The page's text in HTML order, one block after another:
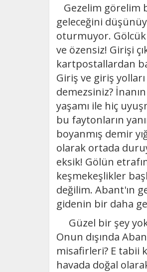
Gezelim görelim
geleceğini
oturmuyor. Gölcük
ve özensiz! Girişi
kartpostallardan
Giriş ve giriş
demezsiniz?
yaşamı ile hiç
bu faytonların
boyanmış demir
olarak ortada
eksik! Gölün
keşmekeşlikler
değilim. Abant'ın
gidenin bir daha
Güzel bir şey
Onun dışında
misafirleri? E tabii
havada doğal